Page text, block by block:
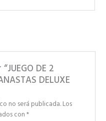
DE 2
DELUXE
no será publicada.Los
con*